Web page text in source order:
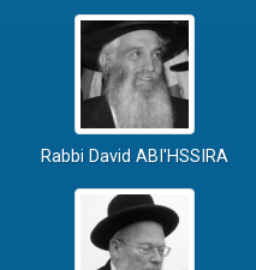
Rabbi David ABI'HSSIRA